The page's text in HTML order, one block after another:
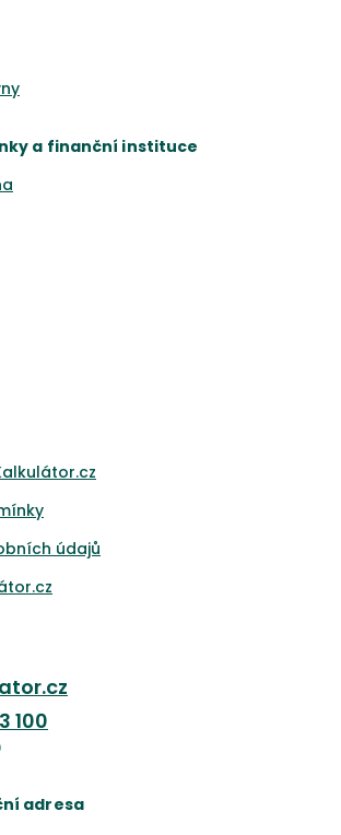
a finanční instituce
údajů
100
adresa